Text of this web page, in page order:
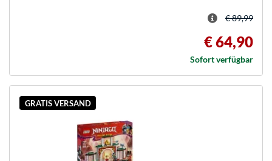
€ 89,99
€ 64,90
Sofort verfügbar
GRATIS VERSAND